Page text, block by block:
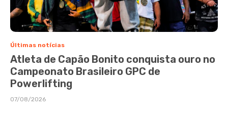
Últimas notícias
Atleta de Capão Bonito conquista ouro no
Campeonato Brasileiro GPC de
Powerlifting
07/08/2026